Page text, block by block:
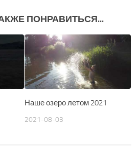
ПОНРАВИТЬСЯ...
Наше озеро летом 2021
2021-08-03